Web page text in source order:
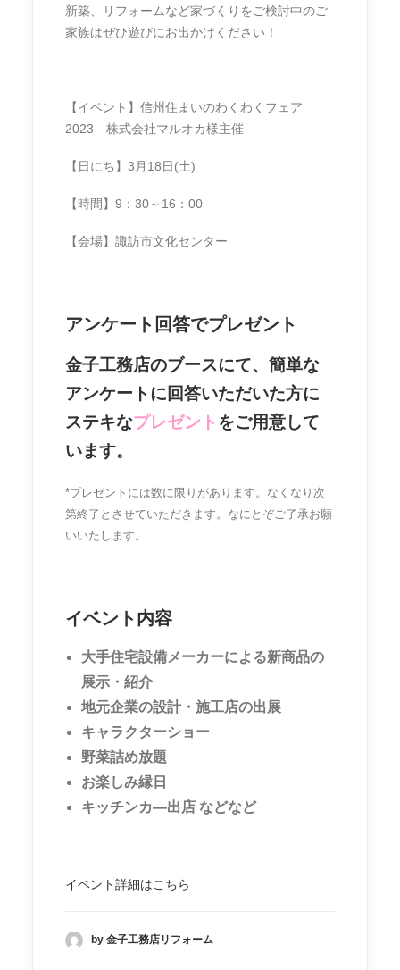
新築、リフォームなど家づくりをご検討中のご
家族はぜひ遊びにお出かけください！
【イベント】信州住まいのわくわくフェア
2023 株式会社マルオカ様主催
【日にち】3月18日(土)
【時間】9：30～16：00
【会場】諏訪市文化センター
アンケート回答でプレゼント
金子工務店のブースにて、簡単な
アンケートに回答いただいた方に
ステキなプレゼント をご用意して
います。
*プレゼントには数に限りがあります。なくなり次
第終了とさせていただきます。なにとぞご了承お願
いいたします。
イベント内容
大手住宅設備メーカーによる新商品の
展示・紹介
地元企業の設計・施工店の出展
キャラクターショー
野菜詰め放題
お楽しみ縁日
キッチンカ―出店 などなど
イベント詳細はこちら
by 金子工務店リフォーム